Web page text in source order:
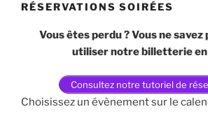
RÉSERVATIONS SOIRÉES
Vous êtes perdu ? Vous ne
utiliser notre billetterie en
Consultez notre tutoriel de
Choisissez un évènement sur le